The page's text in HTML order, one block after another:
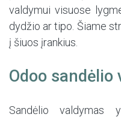
valdymui visuose
dydžio ar tipo. Šiame
į šiuos įrankius.
Odoo sandėlio
Sandėlio valdymas